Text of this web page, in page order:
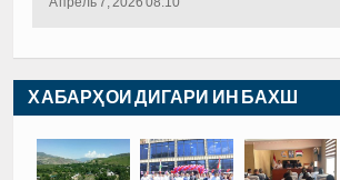
ХАБАРҲОИ ДИГАРИ ИН БАХШ